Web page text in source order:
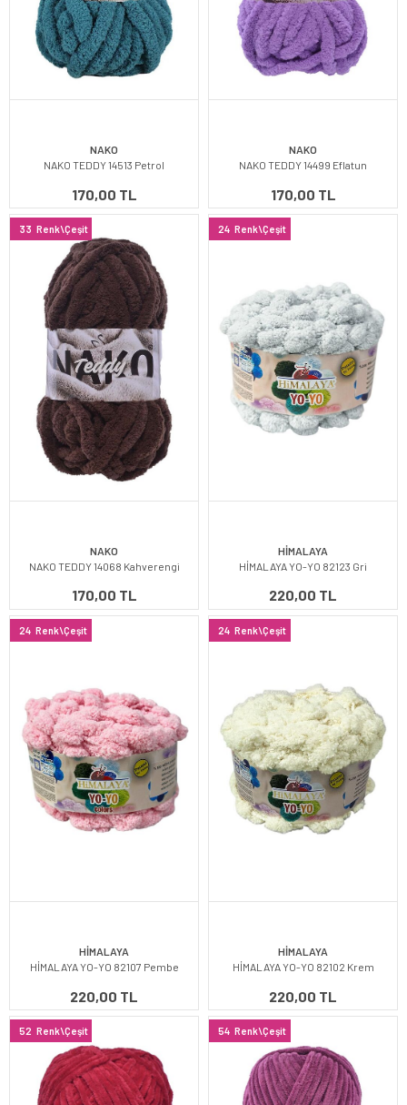
NAKO
NAKO TEDDY 14513 Petrol
170,00 TL
NAKO
NAKO TEDDY 14499 Eflatun
170,00 TL
33 Renk\Çeşit
NAKO
NAKO TEDDY 14068 Kahverengi
170,00 TL
24 Renk\Çeşit
HİMALAYA
HİMALAYA YO-YO 82123 Gri
220,00 TL
24 Renk\Çeşit
HİMALAYA
HİMALAYA YO-YO 82107 Pembe
220,00 TL
24 Renk\Çeşit
HİMALAYA
HİMALAYA YO-YO 82102 Krem
220,00 TL
52 Renk\Çeşit 54 Renk\Çeşit